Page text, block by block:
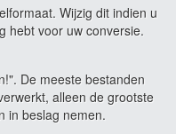
Wijzig dit indien u
hebt voor uw conversie.
De meeste bestanden
alleen de grootste
in beslag nemen.